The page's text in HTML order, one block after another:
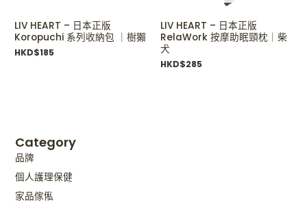
LIV HEART – 日本正版
Koropuchi 系列收納包 ｜樹獺
HKD$185
LIV HEART – 日本正版
RelaWork 按摩助眠頸枕｜柴
犬
HKD$285
Category
品牌
個人護理保健
家品傢俬